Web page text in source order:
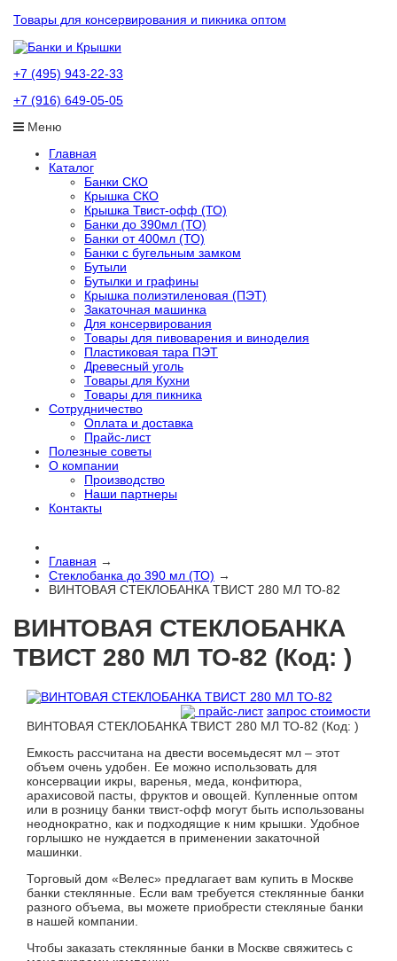
Товары для консервирования и пикника оптом
+7 (495) 943-22-33
+7 (916) 649-05-05
Меню
Главная
Каталог
Банки СКО
Крышка СКО
Крышка Твист-офф (ТО)
Банки до 390мл (ТО)
Банки от 400мл (ТО)
Банки с бугельным замком
Бутыли
Бутылки и графины
Крышка полиэтиленовая (ПЭТ)
Закаточная машинка
Для консервирования
Товары для пивоварения и виноделия
Пластиковая тара ПЭТ
Древесный уголь
Товары для Кухни
Товары для пикника
Сотрудничество
Оплата и доставка
Прайс-лист
Полезные советы
О компании
Производство
Наши партнеры
Контакты
Главная →
Стеклобанка до 390 мл (ТО) →
ВИНТОВАЯ СТЕКЛОБАНКА ТВИСТ 280 МЛ ТО-82
ВИНТОВАЯ СТЕКЛОБАНКА
ТВИСТ 280 МЛ ТО-82 (Код: )
прайс-лист запрос стоимости
ВИНТОВАЯ СТЕКЛОБАНКА ТВИСТ 280 МЛ ТО-82 (Код: )
Емкость рассчитана на двести восемьдесят мл – этот
объем очень удобен. Ее можно использовать для
консервации икры, варенья, меда, конфитюра,
арахисовой пасты, фруктов и овощей. Купленные оптом
или в розницу банки твист-офф могут быть использованы
неоднократно, как и подходящие к ним крышки. Удобное
горлышко не нуждается в применении закаточной
машинки.
Торговый дом «Велес» предлагает вам купить в Москве
банки стеклянные. Если вам требуется стеклянные банки
разного объема, вы можете приобрести стекляные банки
в нашей компании.
Чтобы заказать стеклянные банки в Москве свяжитесь с